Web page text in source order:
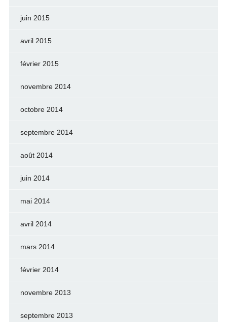
juin 2015
avril 2015
février 2015
novembre 2014
octobre 2014
septembre 2014
août 2014
juin 2014
mai 2014
avril 2014
mars 2014
février 2014
novembre 2013
septembre 2013